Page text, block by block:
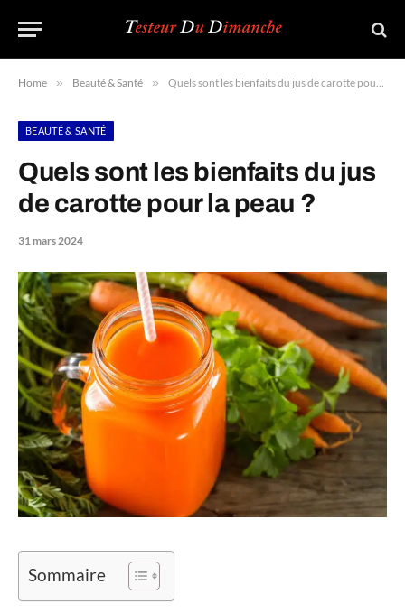
Home » Beauté & Santé » Quels sont les bienfaits du jus de carotte pour la peau ?
BEAUTÉ & SANTÉ
Quels sont les bienfaits du jus
de carotte pour la peau ?
31 mars 2024
Sommaire